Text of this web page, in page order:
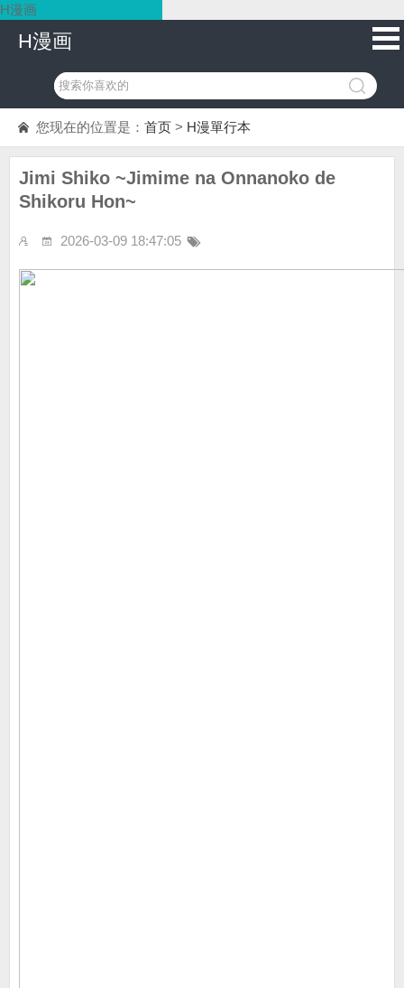
H漫画
H漫画
您现在的位置是： 首页 > H漫單行本
Jimi Shiko ~Jimime na Onnanoko de
Shikoru Hon~
2026-03-09 18:47:05